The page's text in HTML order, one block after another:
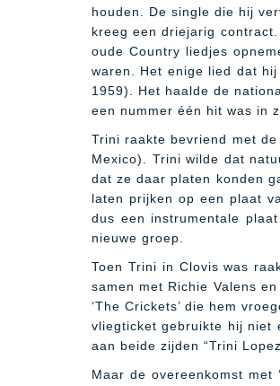
houden. De single die hij
kreeg een driejarig
oude Country liedjes
waren. Het enige lied dat hij
1959). Het haalde de
een nummer één hit was in
Trini raakte bevriend met
Mexico). Trini wilde dat
dat ze daar platen konden
laten prijken op een plaat
dus een instrumentale
nieuwe groep.
Toen Trini in Clovis was
samen met Richie Valens
‘The Crickets’ die hem
vliegticket gebruikte hij niet
aan beide zijden “Trini
Maar de overeenkomst met